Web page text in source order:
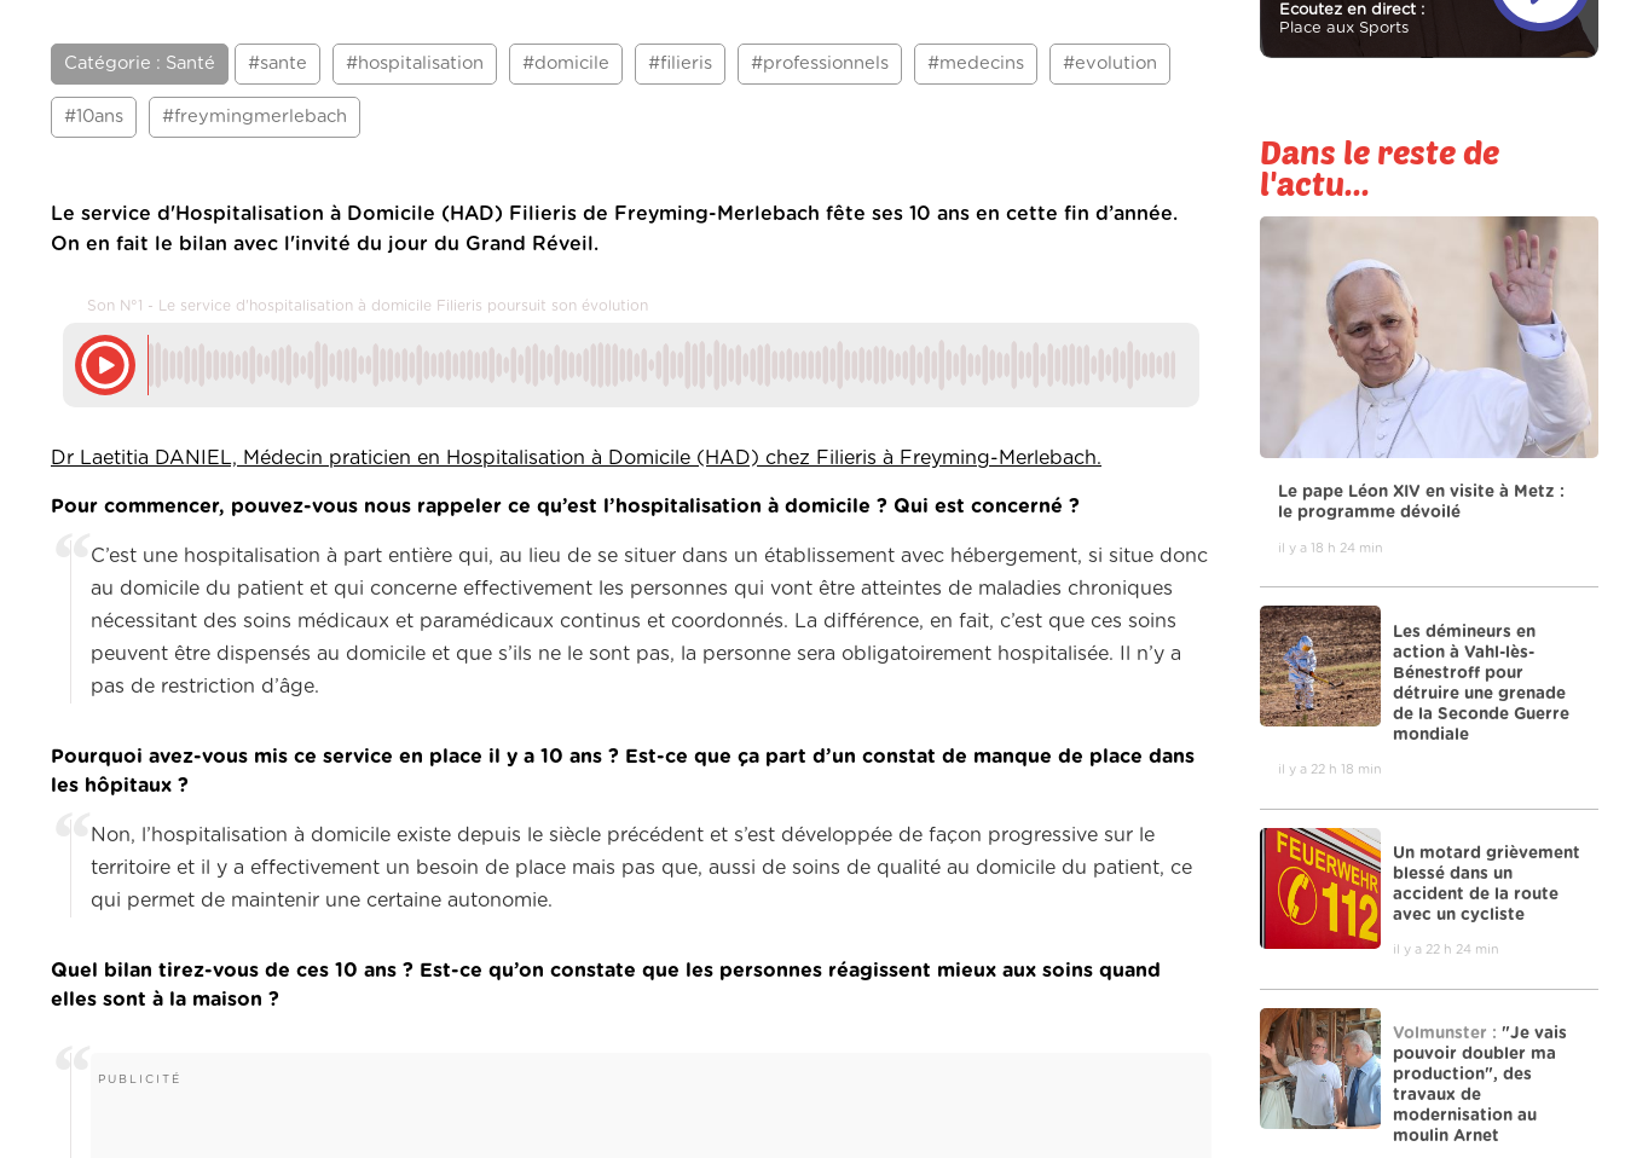
Catégorie : Santé #sante #hospitalisation #domicile #filieris #professionnels #medecins #evolution
#10ans #freymingmerlebach
Le service d'Hospitalisation à Domicile (HAD) Filieris de Freyming-Merlebach fête ses 10 ans en cette fin d’année.
On en fait le bilan avec l'invité du jour du Grand Réveil.
Son N°1 - Le service d'hospitalisation à domicile Filieris poursuit son évolution
Dr Laetitia DANIEL, Médecin praticien en Hospitalisation à Domicile (HAD) chez Filieris à Freyming-Merlebach.
Pour commencer, pouvez-vous nous rappeler ce qu’est l’hospitalisation à domicile ? Qui est concerné ?
C’est une hospitalisation à part entière qui, au lieu de se situer dans un établissement avec hébergement, si situe donc
au domicile du patient et qui concerne effectivement les personnes qui vont être atteintes de maladies chroniques
nécessitant des soins médicaux et paramédicaux continus et coordonnés. La différence, en fait, c’est que ces soins
peuvent être dispensés au domicile et que s’ils ne le sont pas, la personne sera obligatoirement hospitalisée. Il n’y a
pas de restriction d’âge.
Pourquoi avez-vous mis ce service en place il y a 10 ans ? Est-ce que ça part d’un constat de manque de place dans
les hôpitaux ?
Non, l’hospitalisation à domicile existe depuis le siècle précédent et s’est développée de façon progressive sur le
territoire et il y a effectivement un besoin de place mais pas que, aussi de soins de qualité au domicile du patient, ce
qui permet de maintenir une certaine autonomie.
Quel bilan tirez-vous de ces 10 ans ? Est-ce qu’on constate que les personnes réagissent mieux aux soins quand
elles sont à la maison ?
Ecoutez en direct :
Place aux Sports
Dans le reste de
l'actu...
Le pape Léon XIV en visite à Metz :
le programme dévoilé
il y a 18 h 24 min
Les démineurs en
action à Vahl-lès-
Bénestroff pour
détruire une grenade
de la Seconde Guerre
mondiale
il y a 22 h 18 min
Un motard grièvement
blessé dans un
accident de la route
avec un cycliste
il y a 22 h 24 min
Volmunster : "Je vais
pouvoir doubler ma
production", des
travaux de
modernisation au
moulin Arnet